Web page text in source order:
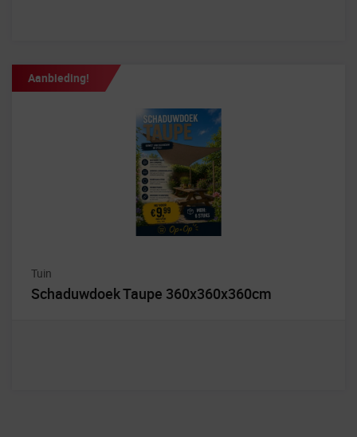
Aanbieding!
Tuin
Schaduwdoek Taupe 360x360x360cm